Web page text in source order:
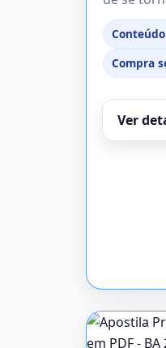
Compra
Ver